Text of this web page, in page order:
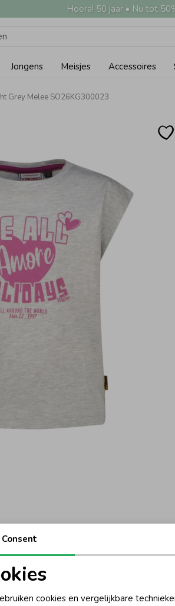
Hoera! 50 jaar • Nu tot
Jongens Meisjes Accessoires
Grey Melee SO26KG300023
cookies
Consent
cookies en vergelijkbare